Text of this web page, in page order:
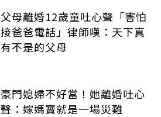
父母離婚12歲童吐心聲「害怕
接爸爸電話」律師嘆：天下真
有不是的父母
豪門媳婦不好當！她離婚吐心
聲：嫁媽寶就是一場災難